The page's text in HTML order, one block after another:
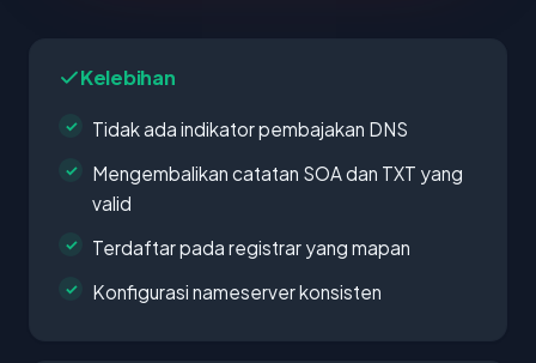
Kelebihan
Tidak ada indikator pembajakan DNS
Mengembalikan catatan SOA dan TXT yang
valid
Terdaftar pada registrar yang mapan
Konfigurasi nameserver konsisten